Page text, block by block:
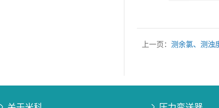
上一页： 测余氯、测浊